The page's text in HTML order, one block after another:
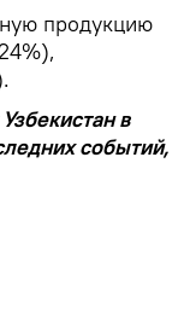
продукцию
в
событий,